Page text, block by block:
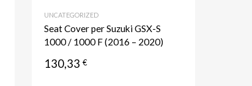
UNCATEGORIZED
Seat Cover per Suzuki GSX-S
1000 / 1000 F (2016 – 2020)
130,33 €